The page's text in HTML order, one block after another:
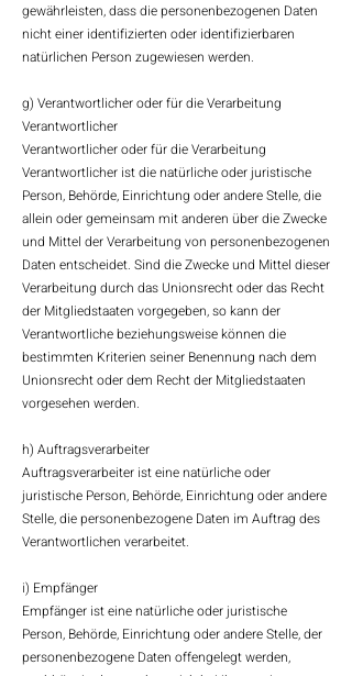
gewährleisten, dass die personenbezogenen Daten
nicht einer identifizierten oder identifizierbaren
natürlichen Person zugewiesen werden.
g) Verantwortlicher oder für die Verarbeitung
Verantwortlicher
Verantwortlicher oder für die Verarbeitung
Verantwortlicher ist die natürliche oder juristische
Person, Behörde, Einrichtung oder andere Stelle, die
allein oder gemeinsam mit anderen über die Zwecke
und Mittel der Verarbeitung von personenbezogenen
Daten entscheidet. Sind die Zwecke und Mittel dieser
Verarbeitung durch das Unionsrecht oder das Recht
der Mitgliedstaaten vorgegeben, so kann der
Verantwortliche beziehungsweise können die
bestimmten Kriterien seiner Benennung nach dem
Unionsrecht oder dem Recht der Mitgliedstaaten
vorgesehen werden.
h) Auftragsverarbeiter
Auftragsverarbeiter ist eine natürliche oder
juristische Person, Behörde, Einrichtung oder andere
Stelle, die personenbezogene Daten im Auftrag des
Verantwortlichen verarbeitet.
i) Empfänger
Empfänger ist eine natürliche oder juristische
Person, Behörde, Einrichtung oder andere Stelle, der
personenbezogene Daten offengelegt werden,